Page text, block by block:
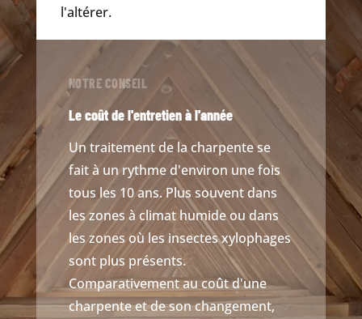
l'altérer.
NOTRE CONSEIL
Le coût de l'entretien à l'année
Un traitement de la charpente se
fait à un rythme d'environ une fois
tous les 10 ans. Plus souvent dans
les zones à climat humide ou dans
les zones où les insectes xylophages
sont plus présents.
Comparativement au coût d'une
charpente et de son changement,